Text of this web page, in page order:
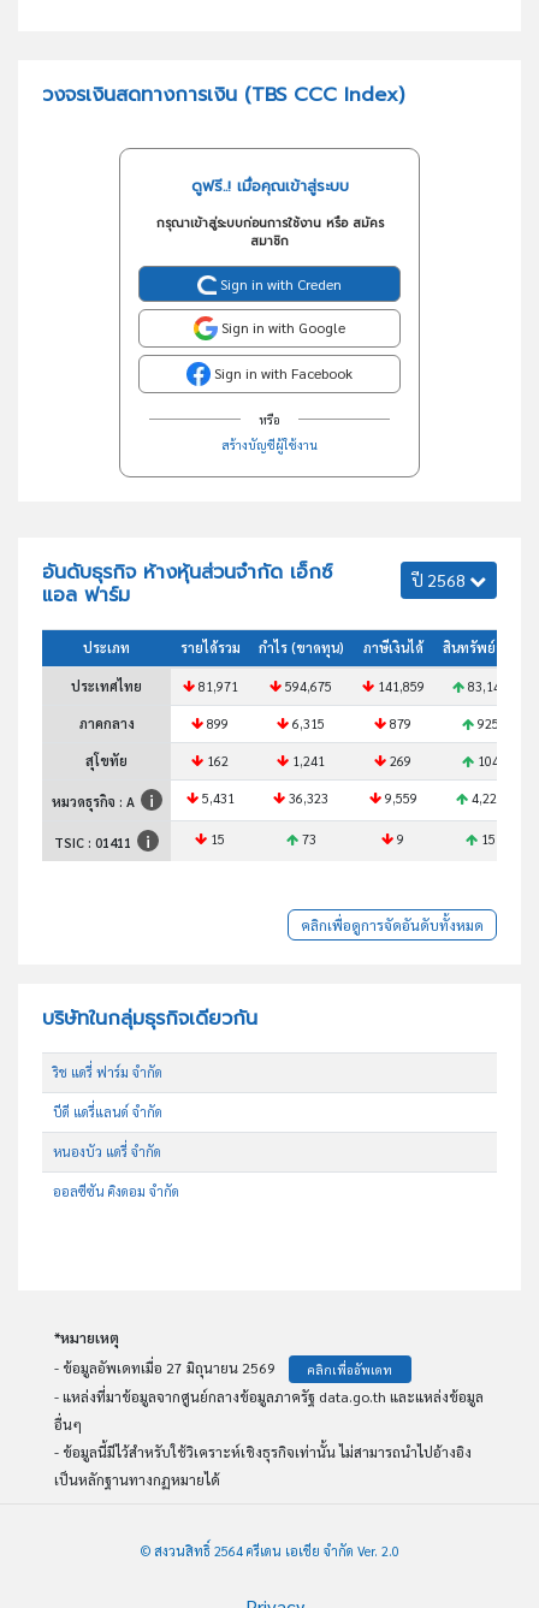
วงจรเงินสดทางการเงิน (TBS CCC Index)
ดูฟรี..! เมื่อคุณเข้าสู่ระบบ
กรุณาเข้าสู่ระบบก่อนการใช้งาน หรือ สมัคร
สมาชิก
Sign in with Creden
Sign in with Google
Sign in with Facebook
หรือ
สร้างบัญชีผู้ใช้งาน
อันดับธุรกิจ ห้างหุ้นส่วนจำกัด เอ็กซ์
แอล ฟาร์ม
ปี 2568
ประเภท รายได้รวม กำไร (ขาดทุน) ภาษีเงินได้ สินทรัพย์รวม
ประเทศไทย 81,971 594,675 141,859 83,149
ภาคกลาง 899 6,315 879 925
สุโขทัย 162 1,241 269 104
หมวดธุรกิจ : A 5,431 36,323 9,559 4,220
TSIC : 01411 15 73 9 15
คลิกเพื่อดูการจัดอันดับทั้งหมด
บริษัทในกลุ่มธุรกิจเดียวกัน
ริช แดรี่ ฟาร์ม จำกัด
บีดี แดรี่แลนด์ จำกัด
หนองบัว แดรี่ จำกัด
ออลซีซัน คิงดอม จำกัด
*หมายเหตุ
- ข้อมูลอัพเดทเมื่อ 27 มิถุนายน 2569
คลิกเพื่ออัพเดท
- แหล่งที่มาข้อมูลจากศูนย์กลางข้อมูลภาครัฐ data.go.th และแหล่งข้อมูล
อื่นๆ
- ข้อมูลนี้มีไว้สำหรับใช้วิเคราะห์เชิงธุรกิจเท่านั้น ไม่สามารถนำไปอ้างอิง
เป็นหลักฐานทางกฏหมายได้
© สงวนสิทธิ์ 2564 ครีเดน เอเชีย จำกัด Ver. 2.0